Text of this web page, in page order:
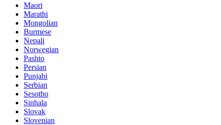
Maori
Marathi
Mongolian
Burmese
Nepali
Norwegian
Pashto
Persian
Punjabi
Serbian
Sesotho
Sinhala
Slovak
Slovenian